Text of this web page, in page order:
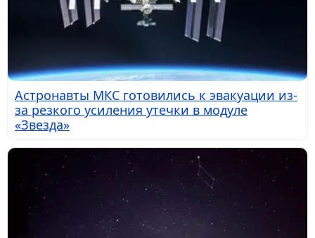
Астронавты МКС готовились к эвакуации из-
за резкого усиления утечки в модуле
«Звезда»